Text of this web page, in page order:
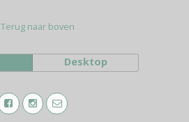
Terug naar boven
Desktop